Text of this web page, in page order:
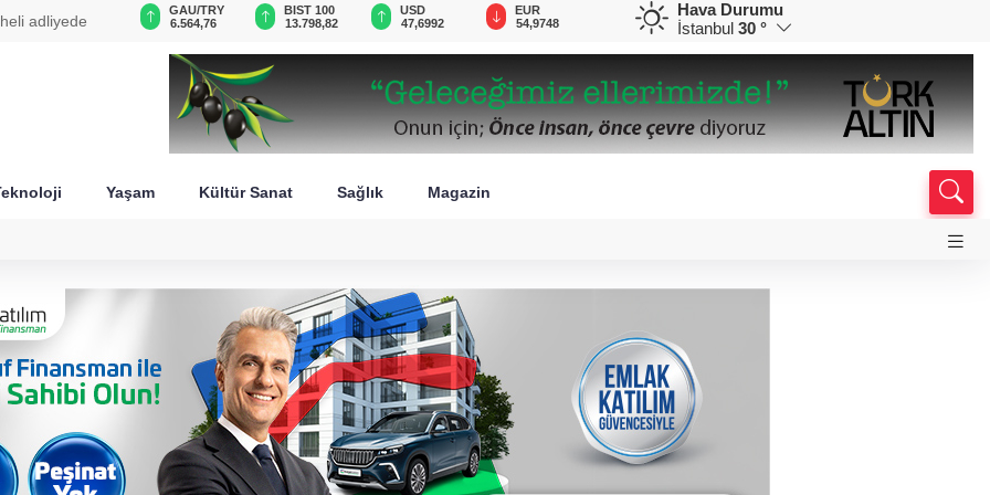
mesaisi!6.564,76
BIST 100
13.798,82
USD
47,6992
EUR
54,9748
GBP
64,1935
CHF
58,6923
CAD
34,0077
Hava Durumu
İstanbul 30 °
Yaşam Kültür Sanat Sağlık Magazin